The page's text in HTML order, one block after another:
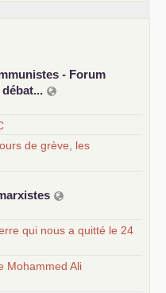
- Forum
de grève, les
qui nous a quitté le 24
Mohammed Ali